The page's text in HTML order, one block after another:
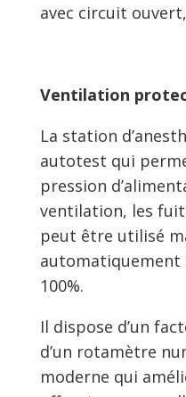
avec circuit
Ventilation
La station
autotest qui
pression
ventilation, les
peut être utilisé
100%.
Il dispose d’un
d’un rotamètre
moderne qui